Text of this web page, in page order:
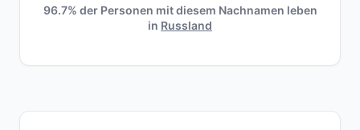
96.7% der Personen mit diesem Nachnamen leben
in Russland